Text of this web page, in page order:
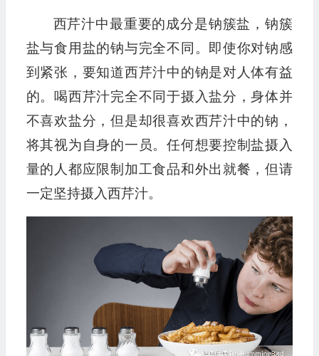
西芹汁中最重要的成分是钠簇盐，钠簇
盐与食用盐的钠与完全不同。即使你对钠感
到紧张，要知道西芹汁中的钠是对人体有益
的。喝西芹汁完全不同于摄入盐分，身体并
不喜欢盐分，但是却很喜欢西芹汁中的钠，
将其视为自身的一员。任何想要控制盐摄入
量的人都应限制加工食品和外出就餐，但请
一定坚持摄入西芹汁。